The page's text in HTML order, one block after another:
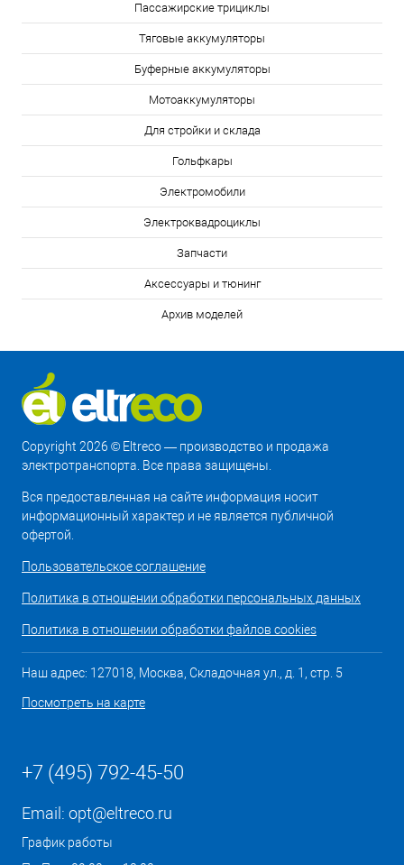
Пассажирские трициклы
Тяговые аккумуляторы
Буферные аккумуляторы
Мотоаккумуляторы
Для стройки и склада
Гольфкары
Электромобили
Электроквадроциклы
Запчасти
Аксессуары и тюнинг
Архив моделей
Copyright 2026 © Eltreco — производство и продажа
электротранспорта. Все права защищены.
Вся предоставленная на сайте информация носит
информационный характер и не является публичной
офертой.
Пользовательское соглашение
Политика в отношении обработки персональных данных
Политика в отношении обработки файлов cookies
Наш адрес: 127018, Москва, Складочная ул., д. 1, стр. 5
Посмотреть на карте
+7 (495) 792-45-50
Email: opt@eltreco.ru
График работы